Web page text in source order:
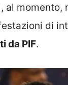
al momento,
di
da PIF.